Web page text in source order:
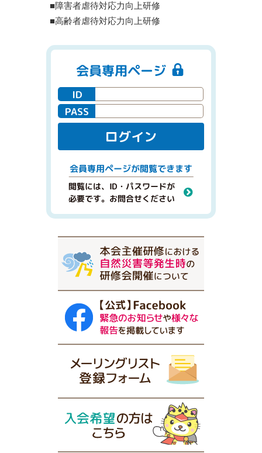
■障害者虐待対応力向上研修
■高齢者虐待対応力向上研修
会員専用ページ
ID
PASS
ログイン
会員専用ページが閲覧できます
閲覧には、ID・パスワードが
必要です。お問合せください